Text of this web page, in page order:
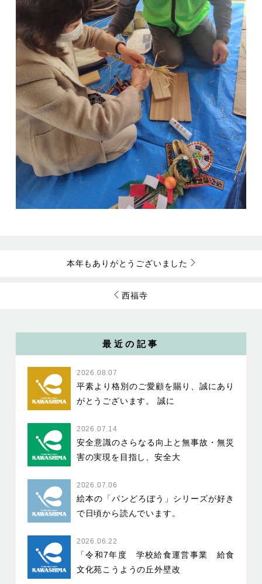
本年もありがとうございました
西福寺
最近の記事
2026.08.07
平素より格別のご愛顧を賜り、誠にあり
がとうございます。 誠に
2026.07.14
安全意識のさらなる向上と無事故・無災
害の実現を目指し、安全大
2026.07.06
絵本の「パンどろぼう」シリーズが好き
で日頃から読んでいます。
2026.06.22
「令和7年度 学校給食運営事業 給食
文化苑こうようの丘外壁改